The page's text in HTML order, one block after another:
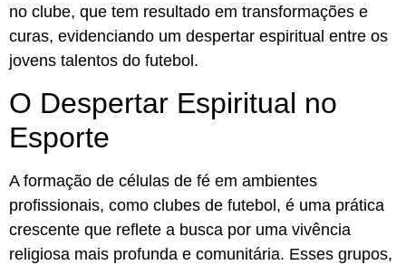
no clube, que tem resultado em transformações e
curas, evidenciando um despertar espiritual entre os
jovens talentos do futebol.
O Despertar Espiritual no
Esporte
A formação de células de fé em ambientes
profissionais, como clubes de futebol, é uma prática
crescente que reflete a busca por uma vivência
religiosa mais profunda e comunitária. Esses grupos,